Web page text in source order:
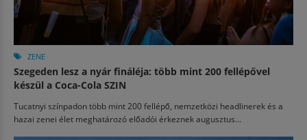
ZENE
Szegeden lesz a nyár fináléja: több mint 200 fellépővel
készül a Coca-Cola SZIN
Tucatnyi színpadon több mint 200 fellépő, nemzetközi headlinerek és a
hazai zenei élet meghatározó előadói érkeznek augusztus...